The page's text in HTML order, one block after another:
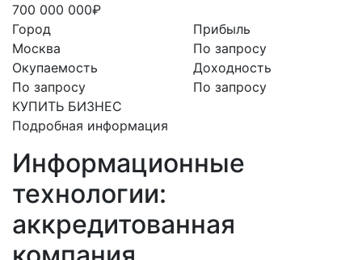
700 000 000₽
Город
Москва
Окупаемость
По запросу
КУПИТЬ БИЗНЕС
Прибыль
По запросу
Доходность
По запросу
Подробная информация
Информационные
технологии:
аккредитованная